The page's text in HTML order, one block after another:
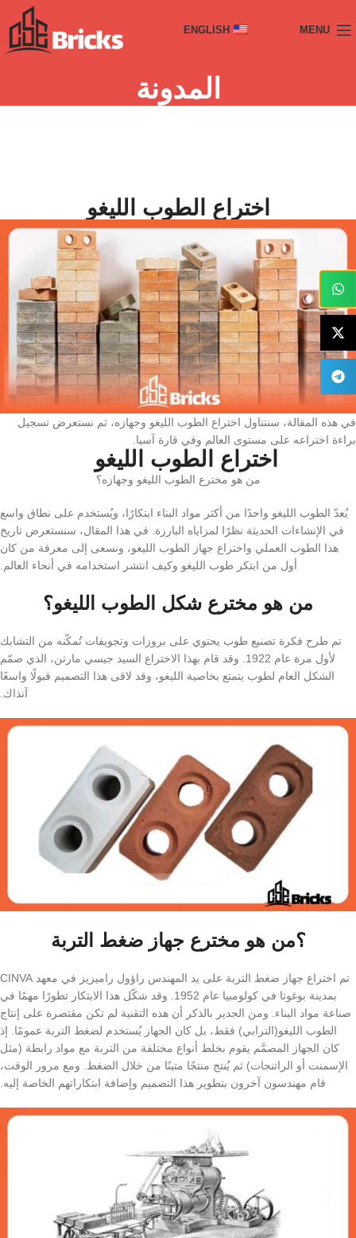
MENU
ENGLISH
المدونة
اختراع الطوب اللیغو
في هذه المقالة، سنتناول اختراع الطوب اللیغو وجهازه، ثم نستعرض تسجيل
براءة اختراعه على مستوى العالم وفي قارة آسيا.
اختراع الطوب اللیغو
من هو مخترع الطوب اللیغو وجهازه؟
يُعدّ الطوب اللیغو واحدًا من أكثر مواد البناء ابتكارًا، ويُستخدم على نطاق واسع
في الإنشاءات الحديثة نظرًا لمزاياه البارزة. في هذا المقال، سنستعرض تاريخ
هذا الطوب العملي واختراع جهاز الطوب اللیغو، ونسعى إلى معرفة من كان
أول من ابتكر طوب الليغو وكيف انتشر استخدامه في أنحاء العالم.
من هو مخترع شكل الطوب اللیغو؟
تم طرح فكرة تصنيع طوب يحتوي على بروزات وتجويفات تُمكّنه من التشابك
لأول مرة عام 1922. وقد قام بهذا الاختراع السيد جيسي مارتن، الذي صمّم
الشكل العام لطوب يتمتع بخاصية اللیغو، وقد لاقى هذا التصميم قبولًا واسعًا
آنذاك.
؟من هو مخترع جهاز ضغط التربة
تم اختراع جهاز ضغط التربة على يد المهندس راؤول راميريز في معهد CINVA
بمدينة بوغوتا في كولومبيا عام 1952. وقد شكّل هذا الابتكار تطورًا مهمًا في
صناعة مواد البناء. ومن الجدير بالذكر أن هذه التقنية لم تكن مقتصرة على إنتاج
الطوب اللیغو(الترابي) فقط، بل كان الجهاز يُستخدم لضغط التربة عمومًا. إذ
كان الجهاز المصمَّم يقوم بخلط أنواع مختلفة من التربة مع مواد رابطة (مثل
الإسمنت أو الراتنجات) ثم يُنتج منتجًا متينًا من خلال الضغط. ومع مرور الوقت،
قام مهندسون آخرون بتطوير هذا التصميم وإضافة ابتكاراتهم الخاصة إليه.